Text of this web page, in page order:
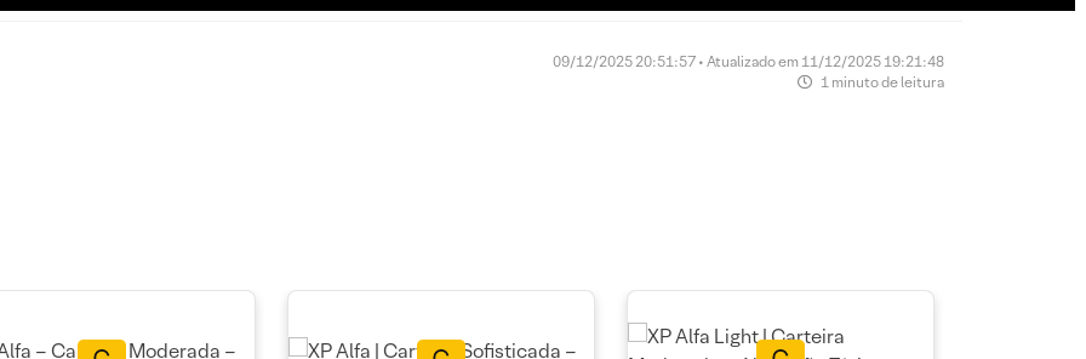
09/12/2025 20:51:57 • Atualizado em 11/12/2025 19:21:48
1 minuto de leitura